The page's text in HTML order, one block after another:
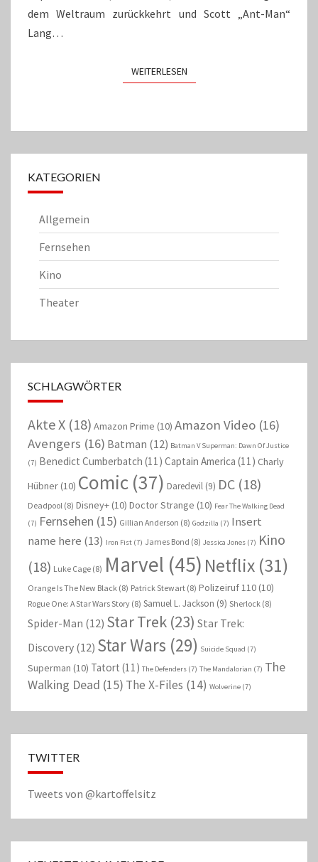
dem Weltraum zurückkehrt und Scott „Ant-Man“
Lang…
WEITERLESENWEITERLESEN
KATEGORIEN
Allgemein
Fernsehen
Kino
Theater
SCHLAGWÖRTER
Akte X (18) Amazon Prime (10) Amazon Video (16)
Avengers (16) Batman (12) Batman V Superman: Dawn Of Justice
(7) Benedict Cumberbatch (11) Captain America (11) Charly
Hübner (10) Comic (37) Daredevil (9) DC (18)
Deadpool (8) Disney+ (10) Doctor Strange (10) Fear The Walking Dead
(7) Fernsehen (15) Gillian Anderson (8) Godzilla (7) Insert
name here (13) Iron Fist (7) James Bond (8) Jessica Jones (7) Kino
(18) Luke Cage (8) Marvel (45) Netflix (31)
Orange Is The New Black (8) Patrick Stewart (8) Polizeiruf 110 (10)
Rogue One: A Star Wars Story (8) Samuel L. Jackson (9) Sherlock (8)
Spider-Man (12) Star Trek (23) Star Trek:
Discovery (12) Star Wars (29) Suicide Squad (7)
Superman (10) Tatort (11) The Defenders (7) The Mandalorian (7) The
Walking Dead (15) The X-Files (14) Wolverine (7)
TWITTER
Tweets von @kartoffelsitz